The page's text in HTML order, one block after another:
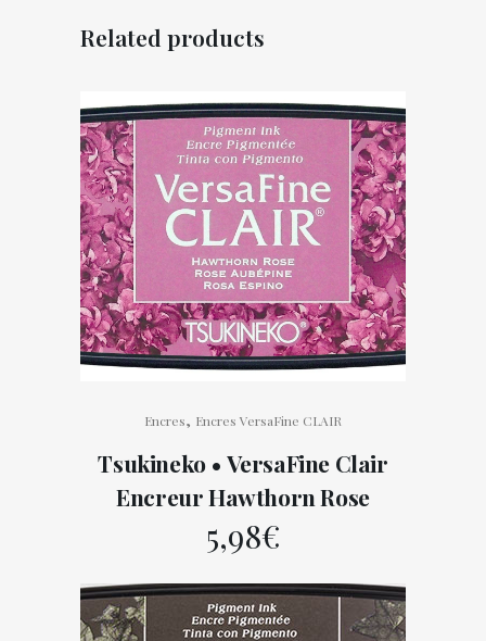
Related products
Encres, Encres VersaFine CLAIR
Tsukineko • VersaFine Clair
Encreur Hawthorn Rose
5,98€